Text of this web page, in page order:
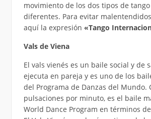
movimiento de los dos tipos de
diferentes. Para evitar
aquí la expresión «Tango
Vals de Viena
El vals vienés es un baile social y de
ejecuta en pareja y es uno de los
del Programa de Danzas del Mundo.
pulsaciones por minuto, es el baile
World Dance Program en términos